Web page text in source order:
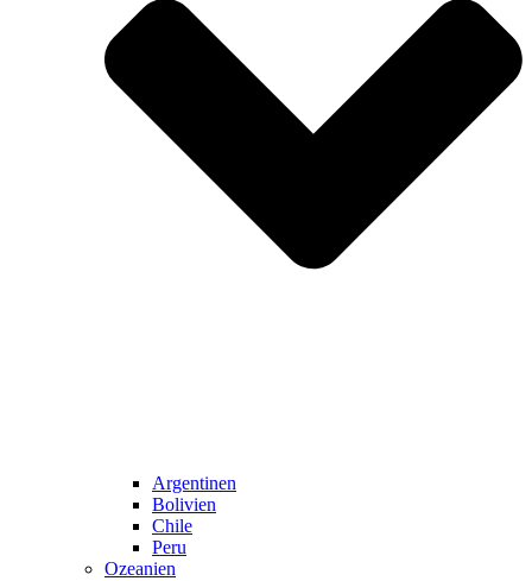
Argentinen
Bolivien
Chile
Peru
Ozeanien